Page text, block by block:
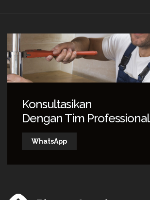
Konsultasikan
Dengan Tim Professional
WhatsApp